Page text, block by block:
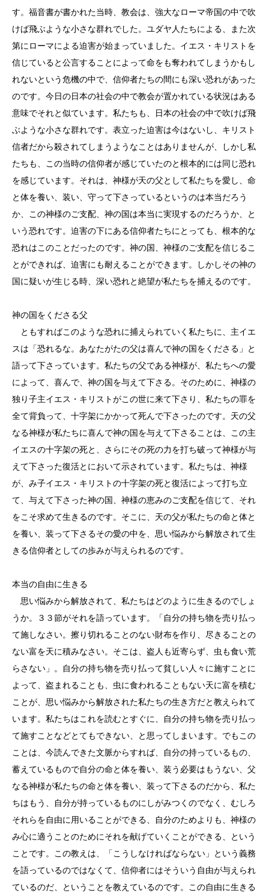
す。福音書が書かれた当時、教会は、強大なローマ帝国の中で吹
けば飛ぶような小さな群れでした。ユダヤ人たちによる、また次
第にローマによる迫害が始まっていました。イエス・キリストを
信じていると公言することによって命をも奪われてしまうかもし
れないという危機の中で、信仰者たちの間にも深い恐れがあった
のです。今日の日本の社会の中で教会が置かれている状況はある
意味でそれと似ています。私たちも、日本の社会の中で吹けば飛
ぶような小さな群れです。表立った迫害は今はないし、キリスト
信者だから殺されてしまうようなことはありませんが、しかし私
たちも、この当時の信仰者が感じていたのと根本的には同じ恐れ
を感じています。それは、神様が天の父として私たちを愛し、命
と体を養い、装い、守って下さっているというのは本当だろう
か、この神様のご支配、神の国は本当に実現するのだろうか、と
いう恐れです。迫害の下にある信仰者たちにとっても、根本的な
恐れはこのことだったのです。神の国、神様のご支配を信じるこ
とができれば、迫害にも耐えることができます。しかしその神の
国に疑いが生じる時、深い恐れと絶望が私たちを捕えるのです。
神の国をくださる父
ともすればこのような恐れに捕えられていく私たちに、主イエ
スは「恐れるな。あなたがたの父は喜んで神の国をくださる」と
語って下さっています。私たちの父である神様が、私たちへの愛
によって、喜んで、神の国を与えて下さる。そのために、神様の
独り子主イエス・キリストがこの世に来て下さり、私たちの罪を
全て背負って、十字架にかかって死んで下さったのです。天の父
なる神様が私たちに喜んで神の国を与えて下さることは、この主
イエスの十字架の死と、さらにその死の力を打ち破って神様が与
えて下さった復活とにおいて示されています。私たちは、神様
が、み子イエス・キリストの十字架の死と復活によって打ち立
て、与えて下さった神の国、神様の恵みのご支配を信じて、それ
をこそ求めて生きるのです。そこに、天の父が私たちの命と体と
を養い、装って下さるその愛の中を、思い悩みから解放されて生
きる信仰者としての歩みが与えられるのです。
本当の自由に生きる
思い悩みから解放されて、私たちはどのように生きるのでしょ
うか。３３節がそれを語っています。「自分の持ち物を売り払っ
て施しなさい。擦り切れることのない財布を作り、尽きることの
ない富を天に積みなさい。そこは、盗人も近寄らず、虫も食い荒
らさない」。自分の持ち物を売り払って貧しい人々に施すことに
よって、盗まれることも、虫に食われることもない天に富を積む
ことが、思い悩みから解放された私たちの生き方だと教えられて
います。私たちはこれを読むとすぐに、自分の持ち物を売り払っ
て施すことなどとてもできない、と思ってしまいます。でもこの
ことは、今読んできた文脈からすれば、自分の持っているもの、
蓄えているもので自分の命と体を養い、装う必要はもうない、父
なる神様が私たちの命と体を養い、装って下さるのだから、私た
ちはもう、自分が持っているものにしがみつくのでなく、むしろ
それらを自由に用いることができる、自分のためよりも、神様の
み心に適うことのためにそれを献げていくことができる、という
ことです。この教えは、「こうしなければならない」という義務
を語っているのではなくて、信仰者にはそういう自由が与えられ
ているのだ、ということを教えているのです。この自由に生きる